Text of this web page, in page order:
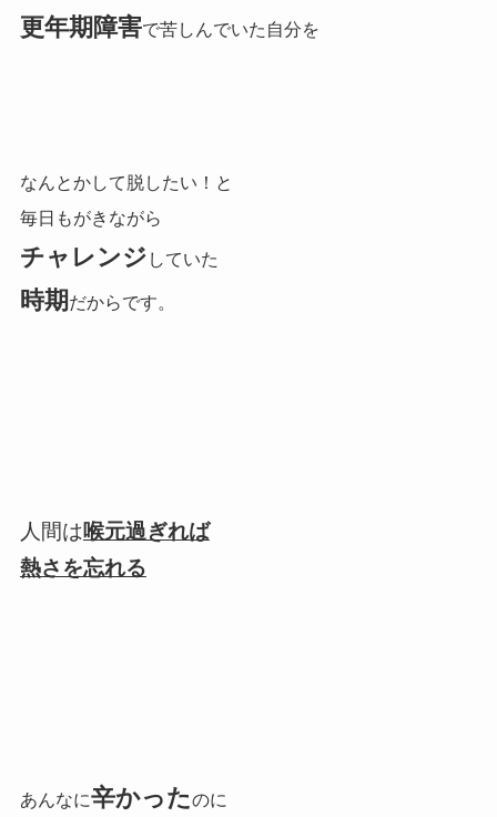
更年期障害で苦しんでいた自分を
なんとかして脱したい！と
毎日もがきながら
チャレンジ していた
時期 だからです。
人間は喉元過ぎれば
熱さを忘れる
あんなに辛かったのに